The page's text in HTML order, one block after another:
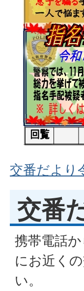
交番だより
交番
携帯電話
にお近く
い。